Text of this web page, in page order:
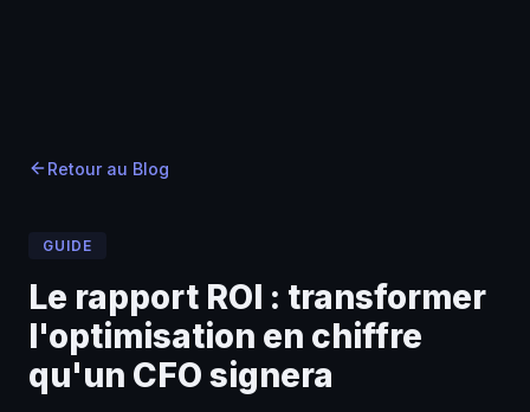
Retour au Blog
GUIDE
Le rapport ROI : transformer
l'optimisation en chiffre
qu'un CFO signera